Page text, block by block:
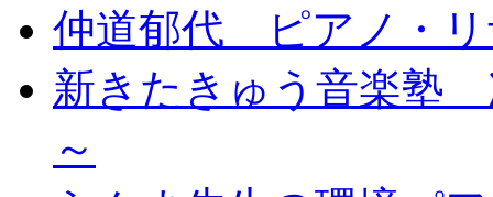
仲道郁代 ピアノ・リ
新きたきゅう音楽塾
～